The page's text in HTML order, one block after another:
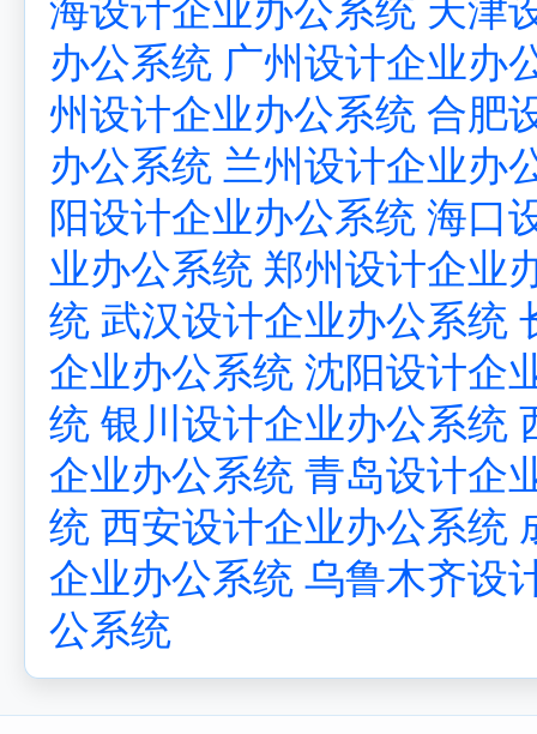
办公系统 广州设计企业办
州设计企业办公系统合肥
办公系统 兰州设计企业办
阳设计企业办公系统海口
业办公系统 郑州设计企业
统武汉设计企业办公系统
企业办公系统沈阳设计企
统银川设计企业办公系统
企业办公系统青岛设计企
统西安设计企业办公系统
企业办公系统乌鲁木齐设
公系统